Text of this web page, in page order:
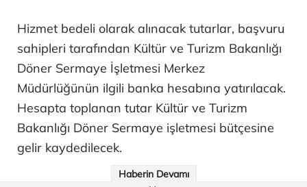
Hizmet bedeli olarak alınacak tutarlar, başvuru
sahipleri tarafından Kültür ve Turizm Bakanlığı
Döner Sermaye İşletmesi Merkez
Müdürlüğünün ilgili banka hesabına yatırılacak.
Hesapta toplanan tutar Kültür ve Turizm
Bakanlığı Döner Sermaye işletmesi bütçesine
gelir kaydedilecek.
Haberin Devamı